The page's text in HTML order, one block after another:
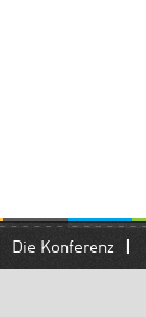
Die Konferenz